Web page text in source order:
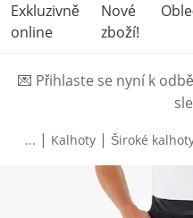
Exkluzivně
online
Nové
zboží!
💌 Přihlaste se nyní k
... | Kalhoty | Široké